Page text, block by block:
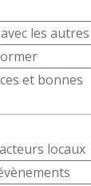
les autres
et bonnes
locaux